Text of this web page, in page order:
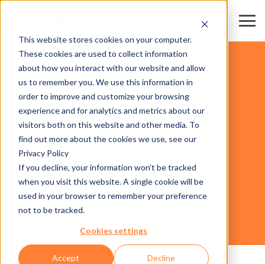
This website stores cookies on your computer.
These cookies are used to collect information
about how you interact with our website and allow
us to remember you. We use this information in
order to improve and customize your browsing
experience and for analytics and metrics about our
visitors both on this website and other media. To
find out more about the cookies we use, see our
Privacy Policy
If you decline, your information won’t be tracked
when you visit this website. A single cookie will be
used in your browser to remember your preference
not to be tracked.
Cookies settings
Accept Decline
AXESS TURNSTILE 600 PANIC
ОБОРУДОВАНИЕ
ГОРНОЛЫЖНЫЕ РЕГИОНЫ И
КАНАТНЫЕ ДОРОГИ
ЯРМАРКИ И КОНГРЕССНО-
ВЫСТАВОЧНЫЕ ЦЕНТРЫ
СТАДИОНЫ И АРЕНЫ
ОТДЫХ, МУЗЕИ И АТТРАКЦИОНЫ
CARDS
БИЗНЕС-